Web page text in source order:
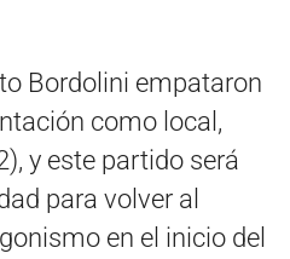
Bordolini empataron
como local,
y este partido será
para volver al
en el inicio del